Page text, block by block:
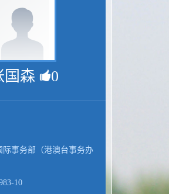
国森 0
际事务部（港澳台事务办
10